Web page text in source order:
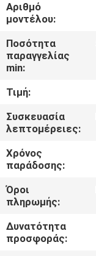
ΠΟΙΟΤΙΚΌΣ
ΈΛΕΓΧΟΣ
ΕΛΆΤΕ
ΣΕ
ΕΠΑΦΉ
ΜΕ
ΕΙΔΉΣΕΙΣ
SITEMAP
Αριθμό
μοντέλου:
Ποσότητα
παραγγελίας
min:
Τιμή:
Συσκευασία
λεπτομέρειες:
Χρόνος
παράδοσης:
Όροι
πληρωμής:
Δυνατότητα
προσφοράς: